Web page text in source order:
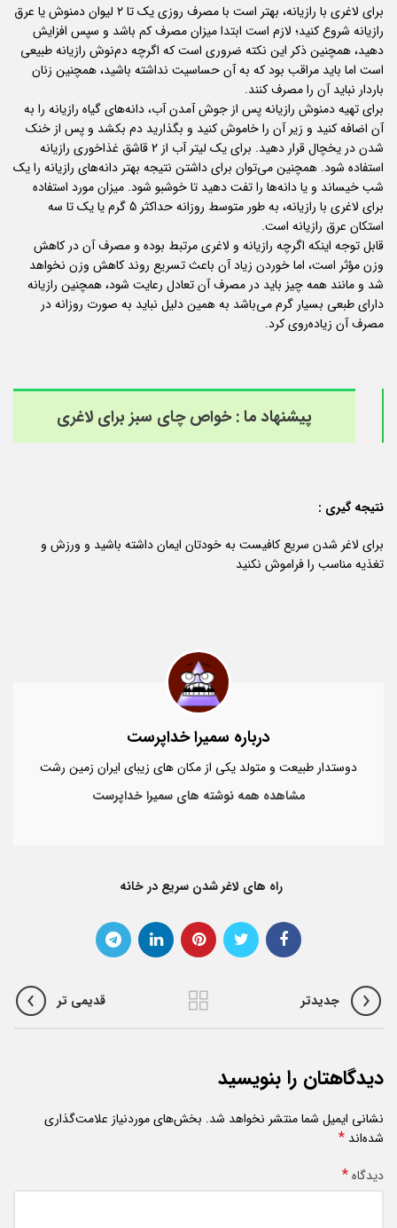
برای لاغری با رازیانه، بهتر است با مصرف روزی یک تا ۲ لیوان دمنوش یا عرق
رازیانه شروع کنید؛ لازم است ابتدا میزان مصرف کم باشد و سپس افزایش
دهید، همچنین ذکر این نکته ضروری است که اگرچه دم‌نوش رازیانه طبیعی
است اما باید مراقب بود که به آن حساسیت نداشته باشید، همچنین زنان
باردار نباید آن را مصرف کنند.
برای تهیه دمنوش رازیانه پس از جوش آمدن آب، دانه‌های گیاه رازیانه را به
آن اضافه کنید و زیر آن را خاموش کنید و بگذارید دم بکشد و پس از خنک
شدن در یخچال قرار دهید. برای یک لیتر آب از 2 قاشق غذاخوری رازیانه
استفاده شود. همچنین می‌توان برای داشتن نتیجه بهتر دانه‌های رازیانه را یک
شب خیساند و یا دانه‌ها را تفت دهید تا خوشبو شود. میزان مورد استفاده
برای لاغری با رازیانه، به طور متوسط روزانه حداکثر 5 گرم یا یک تا سه
استکان عرق رازیانه است.
قابل توجه اینکه اگرچه رازیانه و لاغری مرتبط بوده و مصرف آن در کاهش
وزن مؤثر است، اما خوردن زیاد آن باعث تسریع روند کاهش وزن نخواهد
شد و مانند همه چیز باید در مصرف آن تعادل رعایت شود، همچنین رازیانه
دارای طبعی بسیار گرم می‌باشد به همین دلیل نباید به صورت روزانه در
مصرف آن زیاده‌روی کرد.
پیشنهاد ما :خواص چای سبز برای لاغری
نتیجه گیری :
برای لاغر شدن سریع کافیست به خودتان ایمان داشته باشید و ورزش و
تغذیه مناسب را فراموش نکنید
درباره سمیرا خداپرست
دوستدار طبیعت و متولد یکی از مکان های زیبای ایران زمین رشت
مشاهده همه نوشته های سمیرا خداپرست
راه های لاغر شدن سریع در خانه
جدیدتر قدیمی تر
دیدگاهتان را بنویسید
نشانی ایمیل شما منتشر نخواهد شد. بخش‌های موردنیاز علامت‌گذاری
شده‌اند *
دیدگاه*